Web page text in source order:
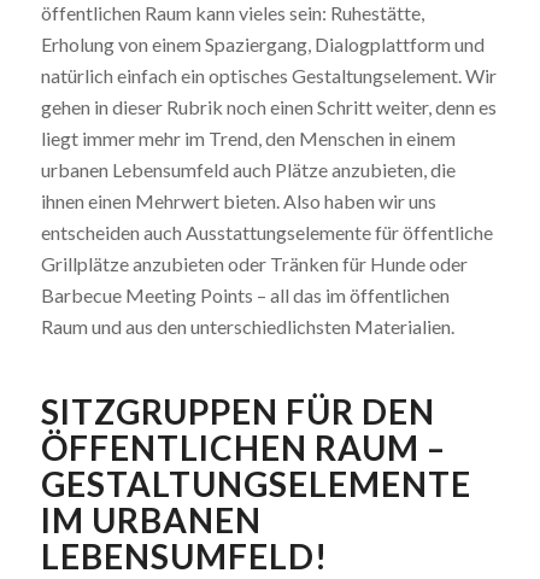
öffentlichen Raum kann vieles sein: Ruhestätte,
Erholung von einem Spaziergang, Dialogplattform und
natürlich einfach ein optisches Gestaltungselement. Wir
gehen in dieser Rubrik noch einen Schritt weiter, denn es
liegt immer mehr im Trend, den Menschen in einem
urbanen Lebensumfeld auch Plätze anzubieten, die
ihnen einen Mehrwert bieten. Also haben wir uns
entscheiden auch Ausstattungselemente für öffentliche
Grillplätze anzubieten oder Tränken für Hunde oder
Barbecue Meeting Points – all das im öffentlichen
Raum und aus den unterschiedlichsten Materialien.
SITZGRUPPEN FÜR DEN
ÖFFENTLICHEN RAUM –
GESTALTUNGSELEMENTE
IM URBANEN
LEBENSUMFELD!